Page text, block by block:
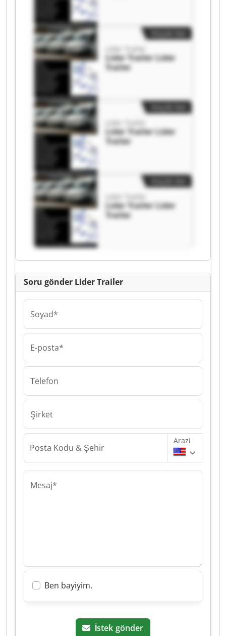
Lider Trailer
Lider Trailer Lider
Trailer
Lider Trailer
Lider Trailer Lider
Trailer
Lider Trailer
Lider Trailer Lider
Trailer
Soru gönder Lider Trailer
Soyad*
E-posta*
Telefon
Şirket
Posta Kodu & Şehir
Arazi
Mesaj*
Ben bayiyim.
İstek gönder